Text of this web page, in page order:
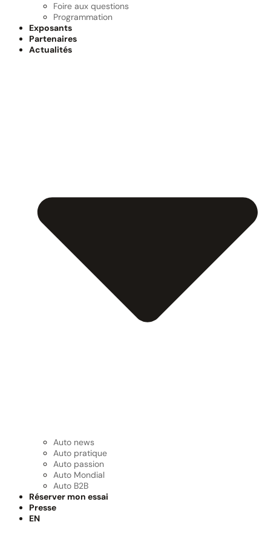
Foire aux questions
Programmation
Exposants
Partenaires
Actualités
Auto news
Auto pratique
Auto passion
Auto Mondial
Auto B2B
Réserver mon essai
Presse
EN